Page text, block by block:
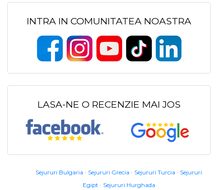
INTRA IN COMUNITATEA NOASTRA
LASA-NE O RECENZIE MAI JOS
Sejururi Bulgaria Sejururi Grecia Sejururi Turcia
Sejururi
Egipt
Sejururi Hurghada